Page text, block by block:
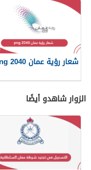
شعار رؤية عمان 2040 png
الزوار شاهدو أيضًا